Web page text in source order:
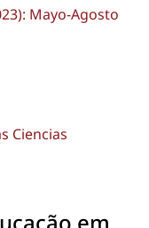
Mayo-Agosto
Ciencias